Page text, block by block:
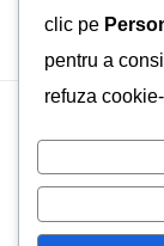
© Copyright
All
clic pe
pentru a
refuza